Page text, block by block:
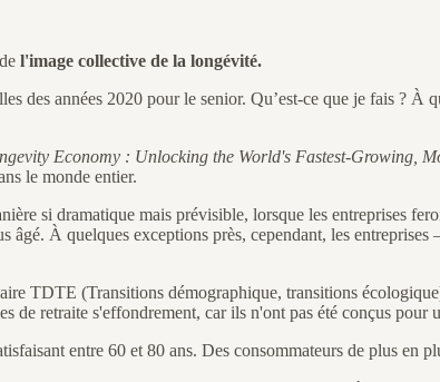
l'image collective de la longévité.
des années 2020 pour le senior. Qu’est-ce que je fais ?
Economy : Unlocking the World's Fastest-Growing,
le monde entier.
si dramatique mais prévisible, lorsque les entreprises
âgé. À quelques exceptions près, cependant, les
TDTE (Transitions démographique, transitions
de retraite s'effondrement, car ils n'ont pas été conçus pour
entre 60 et 80 ans. Des consommateurs de plus